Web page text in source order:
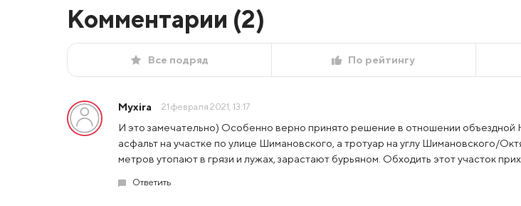
Комментарии (2)
Все подряд По рейтингу
Myxira 21 февраля 2021, 13:17
И это замечательно) Особенно верно принято решение в отношении объездной
асфальт на участке по улице Шимановского, а тротуар на углу Шимановского/
метров утопают в грязи и лужах, зарастают бурьяном. Обходить этот участок
Ответить